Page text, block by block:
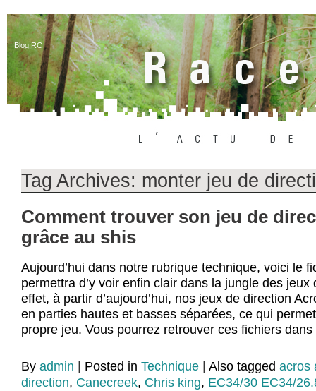
Blog RC
Tag Archives: monter jeu de
Comment trouver son jeu de
grâce au shis
Aujourd’hui dans notre rubrique technique, voici le
permettra d’y voir enfin clair dans la jungle des jeux
effet, à partir d’aujourd’hui, nos jeux de direction
en parties hautes et basses séparées, ce qui
propre jeu. Vous pourrez retrouver ces fichiers
By admin Posted in Technique Also tagged acros
direction, Canecreek, Chris king, EC34/30 EC34/